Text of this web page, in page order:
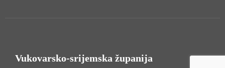
Vukovarsko-srijemska županija